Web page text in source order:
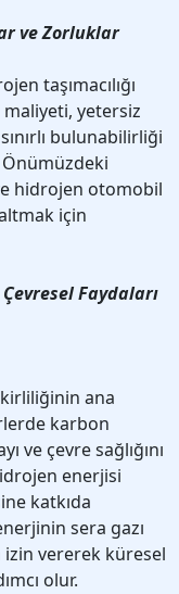
ve Zorluklar
taşımacılığı
yetersiz
bulunabilirliği
Önümüzdeki
hidrojen otomobil
için
Faydaları
ana
karbon
ve çevre sağlığını
enerjisi
katkıda
sera gazı
izin vererek küresel
olur.